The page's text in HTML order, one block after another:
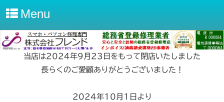
Menu
当店は2024年9月23日をもって閉店いたしました
長らくのご愛顧ありがとうございました！
2024年10月1日より